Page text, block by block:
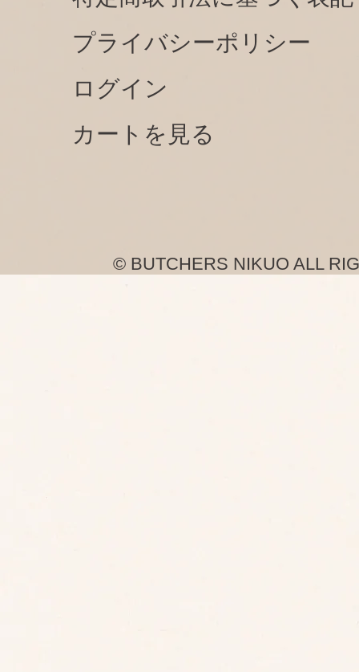
プライバシーポリシー
ログイン
カートを見る
© BUTCHERS NIKUO ALL